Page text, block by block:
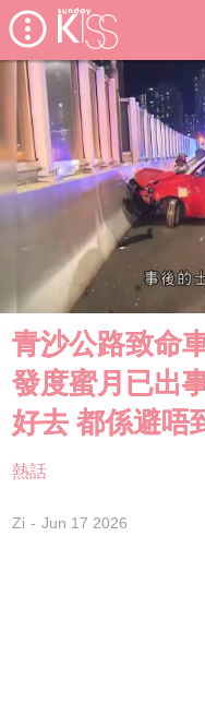
青沙公路致命
發度蜜月已出
好去 都係避唔
熱話
Zi Jun 17 2026